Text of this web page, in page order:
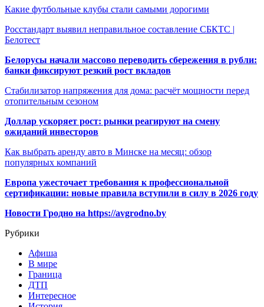
Какие футбольные клубы стали самыми дорогими
Росстандарт выявил неправильное составление СБКТС |
Белотест
Белорусы начали массово переводить сбережения в рубли:
банки фиксируют резкий рост вкладов
Стабилизатор напряжения для дома: расчёт мощности перед
отопительным сезоном
Доллар ускоряет рост: рынки реагируют на смену
ожиданий инвесторов
Как выбрать аренду авто в Минске на месяц: обзор
популярных компаний
Европа ужесточает требования к профессиональной
сертификации: новые правила вступили в силу в 2026 году
Новости Гродно на https://avgrodno.by
Рубрики
Афиша
В мире
Граница
ДТП
Интересное